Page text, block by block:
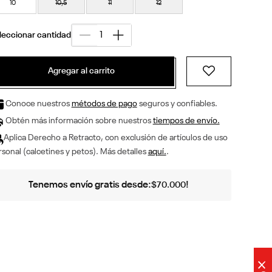
×
10 10,5 11 12
Agregar al carrito
Conoce nuestros métodos de pagoseguros y confiables.
Obtén más información sobre nuestros tiempos de envío.
Aplica Derecho a Retracto, con exclusión de artículos de uso
(calcetines y petos). Más detalles aquí..
Tenemos envío gratis desde:$70.000!